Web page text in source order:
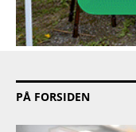
PÅ FORSIDEN